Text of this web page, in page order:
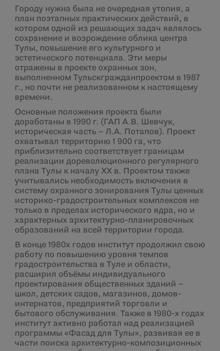
Городу нужна была не очередная утопия, а
план поэтапных практических действий, в
котором одной из решающих задач являлось
сохранение и возрождение облика центра
Тулы, повышение его культурного и
эстетического потенциала. Эти меры
отражены в проекте охранных зон,
выполненном Тульскгражданпроектом в 1987
г., но почти не реализованном к настоящему
времени.
Основные положения проекта были
доработаны в 1990 г. (ГАП А.В. Шевчук,
историческая часть – Л.А. Потапов). Проект
охватывал территорию 1 900 га, что
приблизительно соответствует границам
реализации дореволюционного регулярного
плана Тулы к началу ХХ в. Проектом также
учитывались необходимость включения в
систему охранного зонирования Тулы ценных
историко-градостроительных комплексов не
только в пределах исторического ядра, но и
характерных архитектурно-планировочных
образований на всей территории города.
В конце 1980х годов институт продолжил свою
работу по повышению уровня темпов
градостроительства в Туле и области,
расширил объёмы индивидуального
проектирования общественных зданий –
школ, детских садов, магазинов, домов-
интернатов, предприятий торговли и
бытового обслуживания. Также в 1980-х годах
институт активно работал над реализацией
программы «Фасад для Тулы», развивая ее в
части поиска архитектурно-композиционных